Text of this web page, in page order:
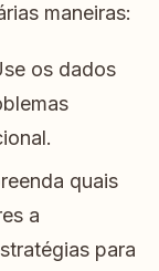
maneiras:
os dados
quais
a
para